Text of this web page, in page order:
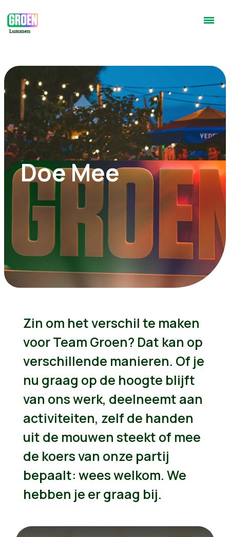
Doe Mee
Zin om het verschil te maken
voor Team Groen? Dat kan op
verschillende manieren. Of je
nu graag op de hoogte blijft
van ons werk, deelneemt aan
activiteiten, zelf de handen
uit de mouwen steekt of mee
de koers van onze partij
bepaalt: wees welkom. We
hebben je er graag bij.